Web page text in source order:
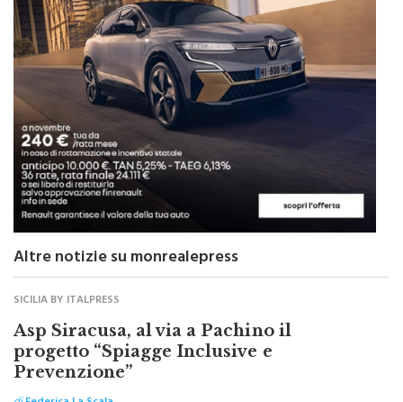
Altre notizie su monrealepress
SICILIA BY ITALPRESS
Asp Siracusa, al via a Pachino il
progetto “Spiagge Inclusive e
Prevenzione”
diFederica La Scala